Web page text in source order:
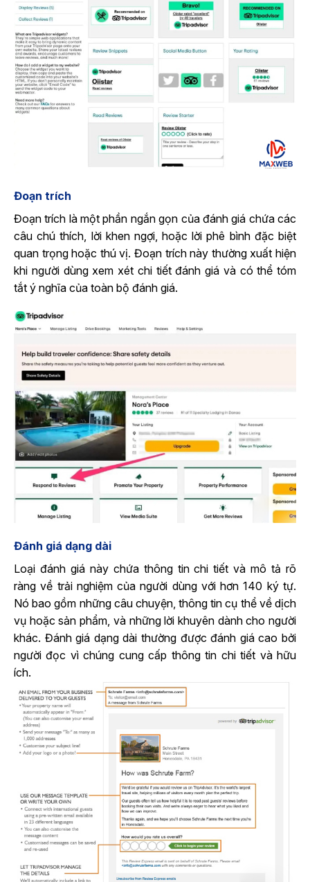
Đoạn trích
Đoạn trích là một phần ngắn gọn của đánh giá chứa các
câu chú thích, lời khen ngợi, hoặc lời phê bình đặc biệt
quan trọng hoặc thú vị. Đoạn trích này thường xuất hiện
khi người dùng xem xét chi tiết đánh giá và có thể tóm
tắt ý nghĩa của toàn bộ đánh giá.
Đánh giá dạng dài
Loại đánh giá này chứa thông tin chi tiết và mô tả rõ
ràng về trải nghiệm của người dùng với hơn 140 ký tự.
Nó bao gồm những câu chuyện, thông tin cụ thể về dịch
vụ hoặc sản phẩm, và những lời khuyên dành cho người
khác. Đánh giá dạng dài thường được đánh giá cao bởi
người đọc vì chúng cung cấp thông tin chi tiết và hữu
ích.